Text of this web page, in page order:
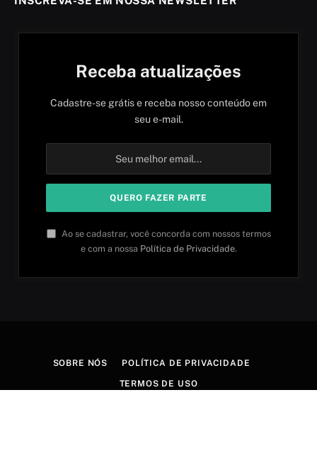
Receba atualizações
Cadastre-se grátis e receba nosso conteúdo em
seu e-mail.
Ao se cadastrar, você concorda com nossos termos
e com a nossa Política de Privacidade.
SOBRE NÓS POLÍTICA DE PRIVACIDADE
TERMOS DE USO